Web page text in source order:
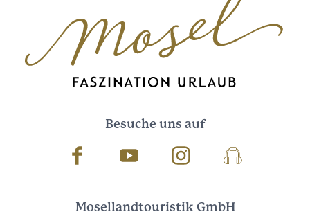
Besuche uns auf
Facebook Youtube InstagramPodcast
Mosellandtouristik GmbH